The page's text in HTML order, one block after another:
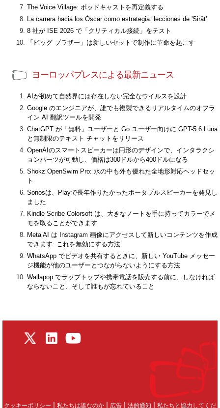
The Voice Village: ポッドキャストを再定義する
La carrera hacia los Óscar como estrategia: lecciones de 'Sirât'
8 社が ISE 2026 で「クリティカル接続」をテスト
「ビッグ ブラザー」は新しいセットで制作に革命を起こす
ヨーロッパプレスによる最新ニュース
AIが初めて自然界には存在しない完全なウイルスを設計
Google のエンジニアが、誰でも複製できるリアルタイムのオフラ
イン AI 翻訳ツールを開発
ChatGPT が「無料」ユーザーと Go ユーザー向けに GPT-5.6 Luna
と無制限のテキスト チャットをリリース
OpenAIのスマートスピーカーは円形のデザインで、インタラクシ
ョンパーツが可動し、価格は300ドルから400ドルになる
Shokz OpenSwim Pro: 水の中も外も優れた全地形対応ヘッドセッ
ト
Sonosは、Playで長年作りたかったポータブルスピーカーを発見し
ました
Kindle Scribe Colorsoft は、大きなノートを手に持ってカラーでメ
モを取ることができます
Meta AI は Instagram 画像にアクセスして新しいコンテンツを作成
できます: これを無効にする方法
WhatsApp でビデオを共有するときに、新しい YouTube メッセー
ジ機能が他のユーザーとつながらないようにする方法
Wallapop でラップトップや携帯電話を販売する前に、しなければ
ならないこと、そして誰もが忘れていること
クッキーポリシー | 私たちは誰なのか | 広告 | 法的通知 | 私たちと協力してくだ